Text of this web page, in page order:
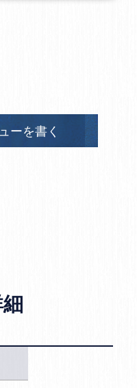
ーを書く